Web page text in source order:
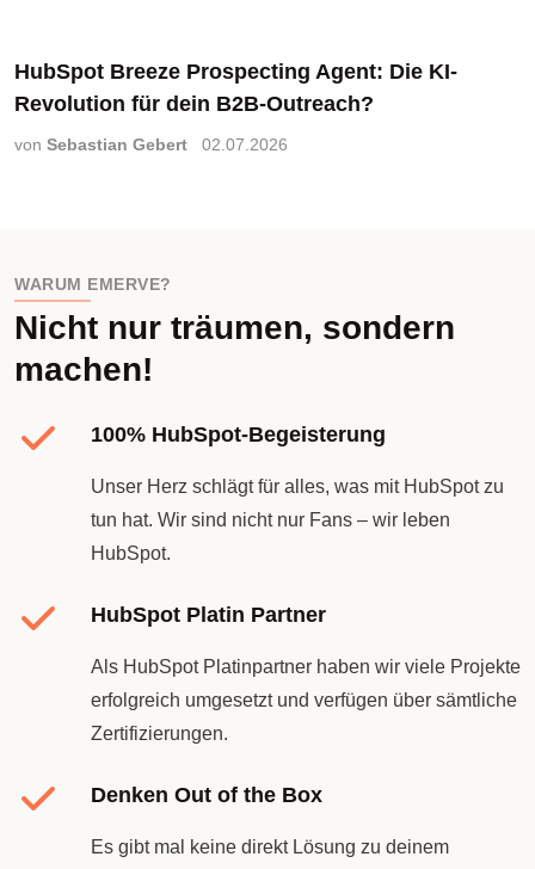
HubSpot Breeze Prospecting Agent: Die KI-
Revolution für dein B2B-Outreach?
von Sebastian Gebert 02.07.2026
WARUM EMERVE?
Nicht nur träumen, sondern
machen!
100% HubSpot-Begeisterung
Unser Herz schlägt für alles, was mit HubSpot zu
tun hat. Wir sind nicht nur Fans – wir leben
HubSpot.
HubSpot Platin Partner
Als HubSpot Platinpartner haben wir viele Projekte
erfolgreich umgesetzt und verfügen über sämtliche
Zertifizierungen.
Denken Out of the Box
Es gibt mal keine direkt Lösung zu deinem